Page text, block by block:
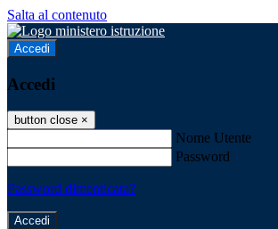
Salta al contenuto
Accedi
Accedi
button close ×
Nome Utente
Password
Password dimenticata?